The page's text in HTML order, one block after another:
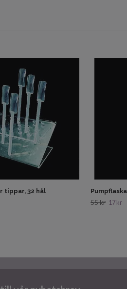
tippar, 32 hål
55 kr 17 kr